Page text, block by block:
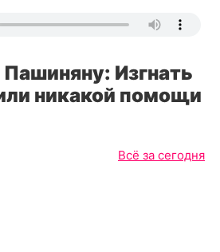
Изгнать
никакой помощи
Всё за сегодня